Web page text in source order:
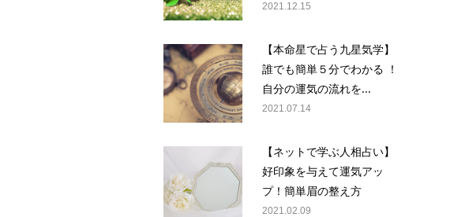
2021.12.15
【本命星で占う九星気学】
誰でも簡単５分でわかる ！
自分の運気の流れを...
2021.07.14
【ネットで学ぶ人相占い】
好印象を与えて運気アッ
プ！簡単眉の整え方
2021.02.09